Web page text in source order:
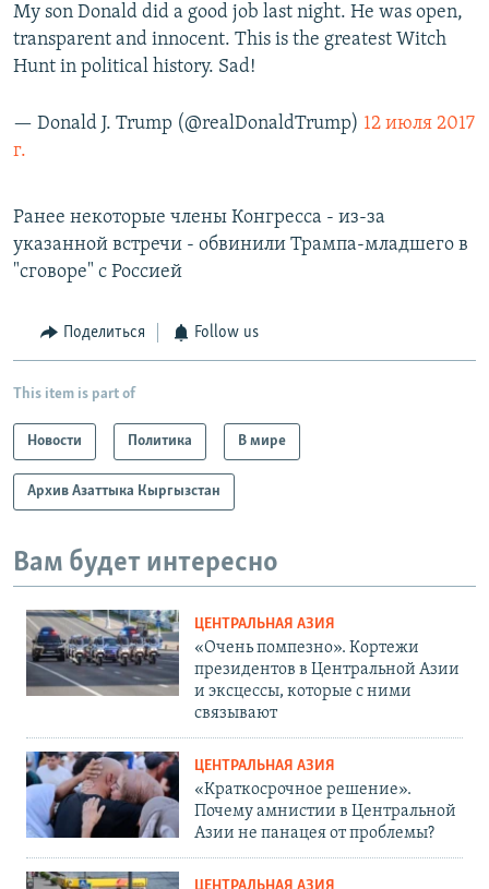
My son Donald did a good job last night. He was open,
transparent and innocent. This is the greatest Witch
Hunt in political history. Sad!
— Donald J. Trump (@realDonaldTrump) 12 июля 2017
г.
Ранее некоторые члены Конгресса - из-за
указанной встречи - обвинили Трампа-младшего в
"сговоре" с Россией
Поделиться Follow us
This item is part of
Новости Политика В мире
Архив Азаттыка Кыргызстан
Вам будет интересно
ЦЕНТРАЛЬНАЯ АЗИЯ
«Очень помпезно». Кортежи
президентов в Центральной Азии
и эксцессы, которые с ними
связывают
ЦЕНТРАЛЬНАЯ АЗИЯ
«Краткосрочное решение».
Почему амнистии в Центральной
Азии не панацея от проблемы?